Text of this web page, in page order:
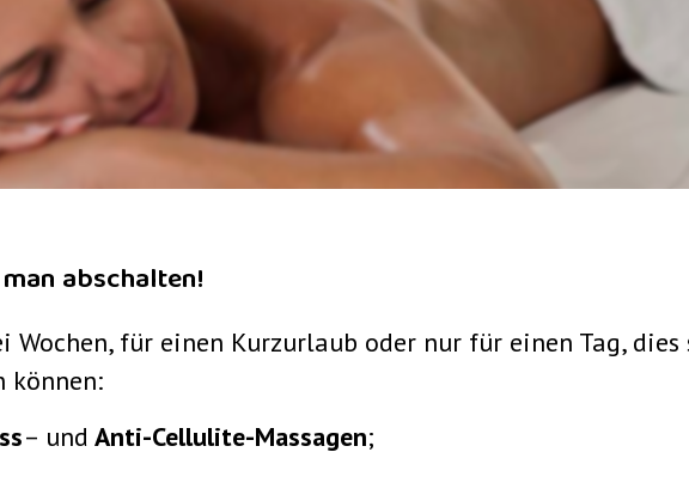
abschalten!
für einen Kurzurlaub oder nur für einen Tag,
können:
– und Anti-Cellulite-Massagen;